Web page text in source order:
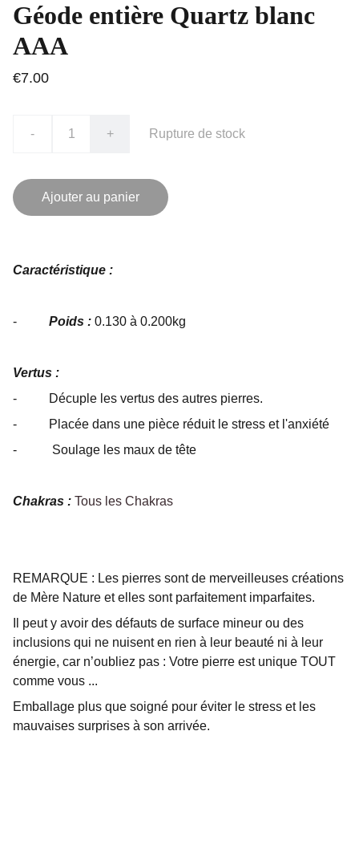
Géode entière Quartz blanc
AAA
€7.00
- + Rupture de stock
Ajouter au panier
Caractéristique :
- Poids : 0.130 à 0.200kg
Vertus :
- Décuple les vertus des autres pierres.
- Placée dans une pièce réduit le stress et l'anxiété
- Soulage les maux de tête
Chakras : Tous les Chakras
REMARQUE : Les pierres sont de merveilleuses créations
de Mère Nature et elles sont parfaitement imparfaites.
Il peut y avoir des défauts de surface mineur ou des
inclusions qui ne nuisent en rien à leur beauté ni à leur
énergie, car n’oubliez pas : Votre pierre est unique TOUT
comme vous ...
Emballage plus que soigné pour éviter le stress et les
mauvaises surprises à son arrivée.